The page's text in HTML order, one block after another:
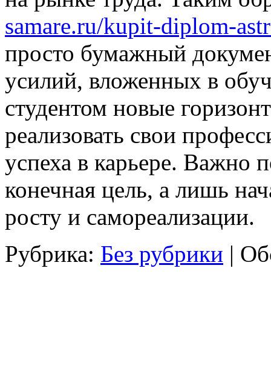
samare.ru/kupit-diplom-
просто бумажный
усилий, вложенных в
студентом новые
реализовать свои
успеха в карьере. Важно
конечная цель, а лишь
росту и самореализации.
Рубрика: Без рубрики |